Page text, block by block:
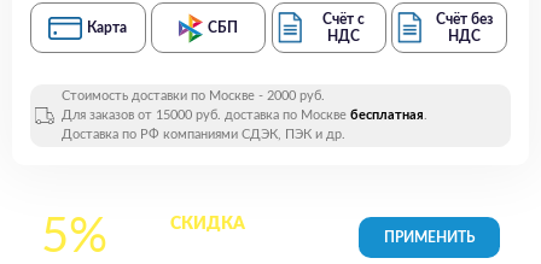
Карта СБП
Счёт с
НДС
Счёт без
НДС
Стоимость доставки по Москве - 2000 руб.
Для заказов от 15000 руб. доставка по Москве бесплатная.
Доставка по РФ компаниями СДЭК, ПЭК и др.
5% СКИДКАна все